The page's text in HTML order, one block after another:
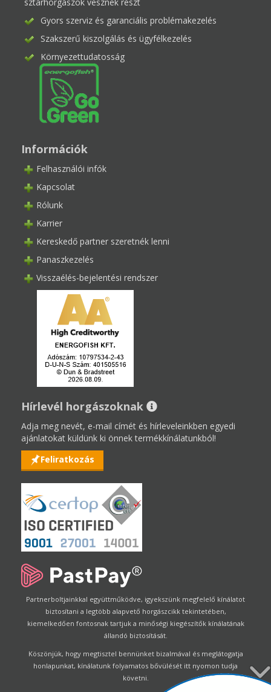
Gyors szerviz és garanciális problémakezelés
Szakszerű kiszolgálás és ügyfélkezelés
Környezettudatosság
Információk
Felhasználói infók
Kapcsolat
Rólunk
Karrier
Kereskedő partner szeretnék lenni
Panaszkezelés
Visszaélés-bejelentési rendszer
Hírlevél horgászoknak
Adja meg nevét, e-mail címét és hírleveleinkben egyedi
ajánlatokat küldünk ki önnek termékkínálatunkból!
Feliratkozás
Partnerboltjainkkal együttműködve, igyekszünk megfelelő kínálatot
biztosítani a legtöbb alapvető horgászcikk tekintetében,
kiemelkedően fontosnak tartjuk a minőségi kiegészítők kínálatának
állandó biztosítását.
Köszönjük, hogy megtisztel bennünket bizalmával és meglátogatja
honlapunkat, kínálatunk folyamatos bővülését itt nyomon tudja
követni.